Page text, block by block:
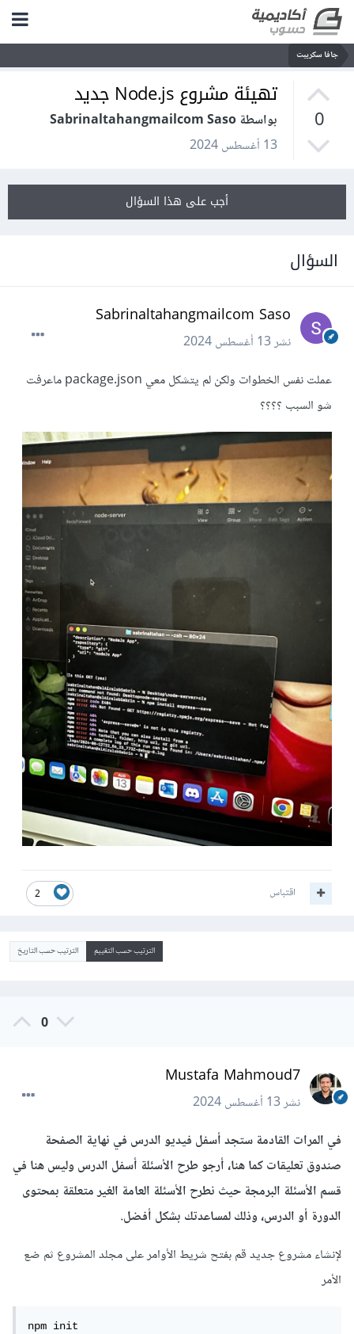
جافا سكريبت
0
تهيئة مشروع Node.js جديد
بواسطة Sabrinaltahangmailcom Saso
13 أغسطس 2024
أجب على هذا السؤال
السؤال
Sabrinaltahangmailcom Saso
نشر13 أغسطس 2024
عملت نفس الخطوات ولكن لم يتشكل معي package.json ماعرفت
شو السبب ؟؟؟؟
2 اقتباس
الترتيب حسب التقييم الترتيب حسب التاريخ
0
Mustafa Mahmoud7
نشر13 أغسطس 2024
في المرات القادمة ستجد أسفل فيديو الدرس في نهاية الصفحة
صندوق تعليقات كما هنا، أرجو طرح الأسئلة أسفل الدرس وليس هنا في
قسم الأسئلة البرمجة حيث نطرح الأسئلة العامة الغير متعلقة بمحتوى
الدورة أو الدرس، وذلك لمساعدتك بشكل أفضل.
لإنشاء مشروع جديد قم بفتح شريط الأوامر على مجلد المشروع ثم ضع
الأمر
npm init